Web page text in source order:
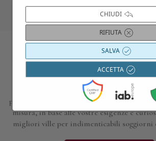
Contattaci per maggiori
Siamo a disposizione per approfondire i
proposte presentate; progettiamo
misura, in base alle vostre esigenze e
migliori ville per indimenticabili soggiorni
CHIUDI
RIFIUTA
SALVA
ACCETTA